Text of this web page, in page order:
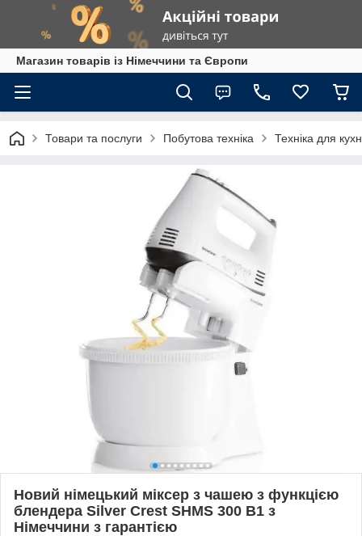
Магазин товарів із Німеччини та Європи
Товари та послуги Побутова техніка Техніка для
Новий німецький міксер з чашею з функцією
блендера Silver Crest SHMS 300 B1 з
Німеччини з гарантією